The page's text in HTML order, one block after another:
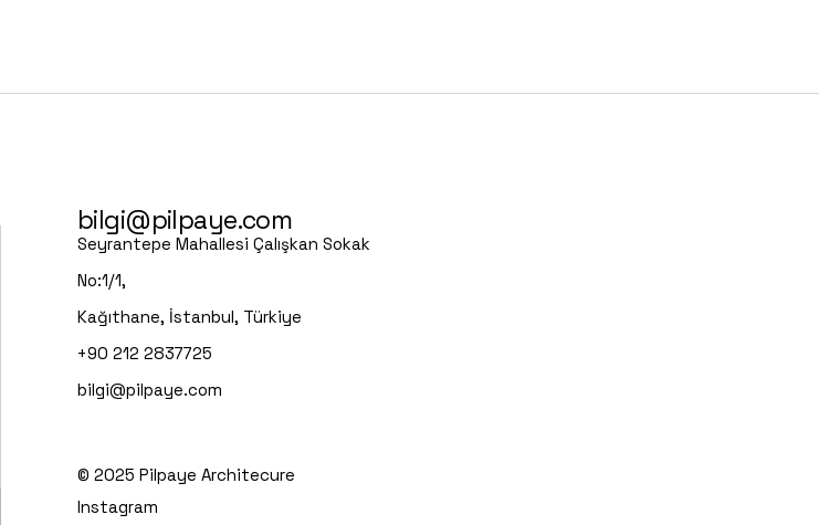
bilgi@pilpaye.com
Seyrantepe Mahallesi Çalışkan Sokak
No:1/1,
Kağıthane, İstanbul, Türkiye
+90 212 2837725
bilgi@pilpaye.com
© 2025 Pilpaye Architecure
Instagram